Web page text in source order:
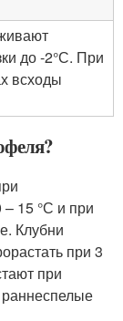
до -2°С. При
всходы
– 15 °С и при
Клубни
при 3
при